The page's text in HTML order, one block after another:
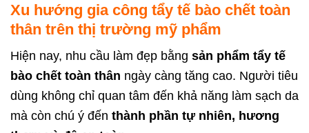
Xu hướng gia công tẩy tế bào chết toàn
thân trên thị trường mỹ phẩm
Hiện nay, nhu cầu làm đẹp bằng sản phẩm tẩy tế
bào chết toàn thân ngày càng tăng cao. Người tiêu
dùng không chỉ quan tâm đến khả năng làm sạch da
mà còn chú ý đến thành phần tự nhiên, hương